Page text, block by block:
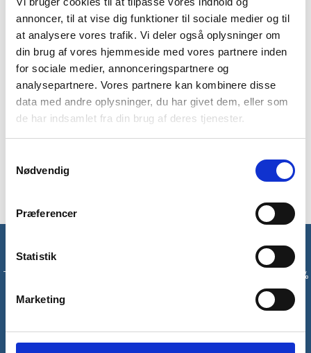
annoncer, til at vise dig funktioner til sociale medier og til
at analysere vores trafik. Vi deler også oplysninger om
din brug af vores hjemmeside med vores partnere inden
for sociale medier, annonceringspartnere og
analysepartnere. Vores partnere kan kombinere disse
data med andre oplysninger, du har givet dem, eller som
de har indsamlet fra din brug af deres tjenester.
Nødvendig
Præferencer
Statistik
Marketing
BESKRIVELSE BRAND FAQ
Multifunktions hovedbeklædning fra Aquipe kan blandt andet
bruges som ansigtsbeskyttelse, halsedisse,
hovedbeklædning, pandebånd og tørklæde.
Hovedbeklædningen kan bruges på mange forskellige måder,
hvilket gør den brugbar i mange situationer. Kun fantasien
sætter grænser.
Tilmeld dig vores nyhedsbrev og modtag med det samme en 10%
Tilmeld